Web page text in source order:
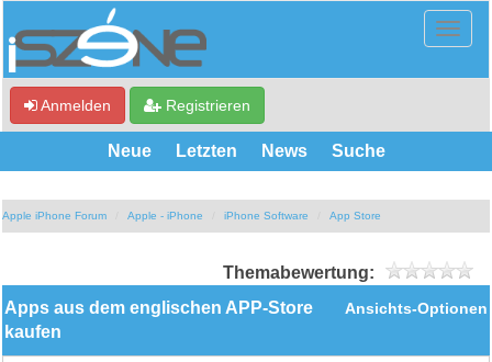
Anmelden Registrieren
Neue Letzten News Suche
Apple iPhone Forum Apple - iPhone iPhone Software App Store
Themabewertung:
Ansichts-Optionen
Apps aus dem englischen APP-Store
kaufen